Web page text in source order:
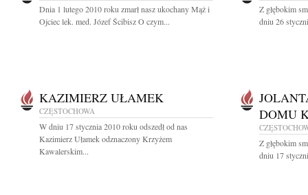
Dnia 1 lutego 2010 roku zmarł nasz ukochany Mąż i
Ojciec lek. med. Józef Ścibisz O czym...
Z głębokim
dniu 26
KAZIMIERZ UŁAMEK
CZĘSTOCHOWA
W dniu 17 stycznia 2010 roku odszedł od nas
Kazimierz Ułamek odznaczony Krzyżem
Kawalerskim...
DOMU
Z głębokim
dniu 17